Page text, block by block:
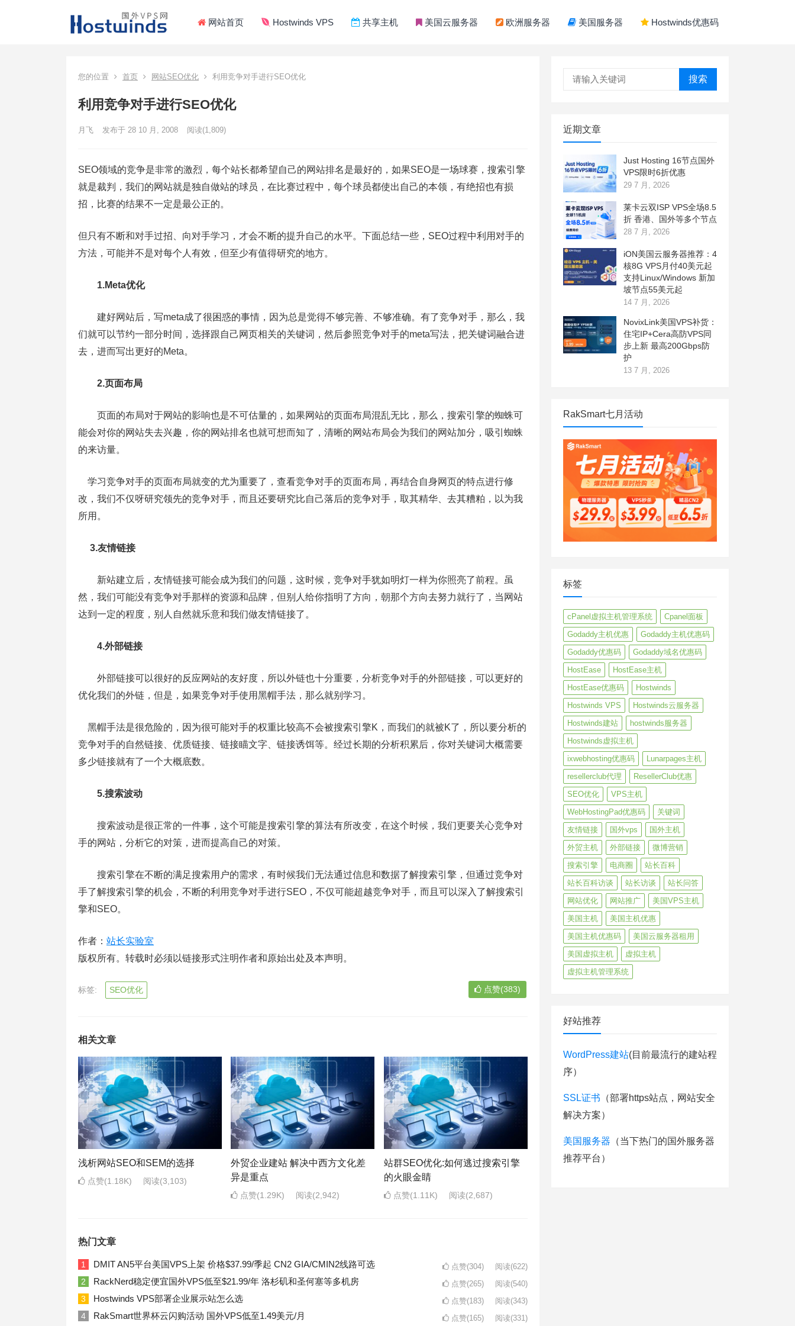
网站首页 Hostwinds VPS 共享主机 美国云服务器 欧洲服务器 美国服务器 Hostwinds优惠码
您的位置 首页 网站SEO优化 利用竞争对手进行SEO优化
利用竞争对手进行SEO优化
月飞 发布于 28 10 月, 2008 阅读(1,809)
SEO领域的竞争是非常的激烈，每个站长都希望自己的网站排名是最好的，如果SEO是一场球赛，搜索引擎
就是裁判，我们的网站就是独自做站的球员，在比赛过程中，每个球员都使出自己的本领，有绝招也有损
招，比赛的结果不一定是最公正的。
但只有不断和对手过招、向对手学习，才会不断的提升自己的水平。下面总结一些，SEO过程中利用对手的
方法，可能并不是对每个人有效，但至少有值得研究的地方。
1.Meta优化
建好网站后，写meta成了很困惑的事情，因为总是觉得不够完善、不够准确。有了竞争对手，那么，我
们就可以节约一部分时间，选择跟自己网页相关的关键词，然后参照竞争对手的meta写法，把关键词融合进
去，进而写出更好的Meta。
2.页面布局
页面的布局对于网站的影响也是不可估量的，如果网站的页面布局混乱无比，那么，搜索引擎的蜘蛛可
能会对你的网站失去兴趣，你的网站排名也就可想而知了，清晰的网站布局会为我们的网站加分，吸引蜘蛛
的来访量。
学习竞争对手的页面布局就变的尤为重要了，查看竞争对手的页面布局，再结合自身网页的特点进行修
改，我们不仅呀研究领先的竞争对手，而且还要研究比自己落后的竞争对手，取其精华、去其糟粕，以为我
所用。
3.友情链接
新站建立后，友情链接可能会成为我们的问题，这时候，竞争对手犹如明灯一样为你照亮了前程。虽
然，我们可能没有竞争对手那样的资源和品牌，但别人给你指明了方向，朝那个方向去努力就行了，当网站
达到一定的程度，别人自然就乐意和我们做友情链接了。
4.外部链接
外部链接可以很好的反应网站的友好度，所以外链也十分重要，分析竞争对手的外部链接，可以更好的
优化我们的外链，但是，如果竞争对手使用黑帽手法，那么就别学习。
黑帽手法是很危险的，因为很可能对手的权重比较高不会被搜索引擎K，而我们的就被K了，所以要分析的
竞争对手的自然链接、优质链接、链接瞄文字、链接诱饵等。经过长期的分析积累后，你对关键词大概需要
多少链接就有了一个大概底数。
5.搜索波动
搜索波动是很正常的一件事，这个可能是搜索引擎的算法有所改变，在这个时候，我们更要关心竞争对
手的网站，分析它的对策，进而提高自己的对策。
搜索引擎在不断的满足搜索用户的需求，有时候我们无法通过信息和数据了解搜索引擎，但通过竞争对
手了解搜索引擎的机会，不断的利用竞争对手进行SEO，不仅可能超越竞争对手，而且可以深入了解搜索引
擎和SEO。
作者： 站长实验室
版权所有。转载时必须以链接形式注明作者和原始出处及本声明。
标签: SEO优化 点赞(383)
相关文章
浅析网站SEO和SEM的选择
点赞(1.18K) 阅读(3,103)
外贸企业建站 解决中西方文化差
异是重点
点赞(1.29K) 阅读(2,942)
站群SEO优化:如何逃过搜索引擎
的火眼金睛
点赞(1.11K) 阅读(2,687)
热门文章
1 DMIT AN5平台美国VPS上架 价格$37.99/季起 CN2 GIA/CMIN2线路可选 点赞(304) 阅读(622)
2 RackNerd稳定便宜国外VPS低至$21.99/年 洛杉矶和圣何塞等多机房 点赞(265) 阅读(540)
3 Hostwinds VPS部署企业展示站怎么选 点赞(183) 阅读(343)
4 RakSmart世界杯云闪购活动 国外VPS低至1.49美元/月 点赞(165) 阅读(331)
搜索
近期文章
Just Hosting 16节点国外
VPS限时6折优惠
29 7 月, 2026
莱卡云双ISP VPS全场8.5
折 香港、国外等多个节点
28 7 月, 2026
iON美国云服务器推荐：4
核8G VPS月付40美元起
支持Linux/Windows 新加
坡节点55美元起
14 7 月, 2026
NovixLink美国VPS补货：
住宅IP+Cera高防VPS同
步上新 最高200Gbps防
护
13 7 月, 2026
RakSmart七月活动
标签
cPanel虚拟主机管理系统
Cpanel面板
Godaddy主机优惠
Godaddy主机优惠码
Godaddy优惠码
Godaddy域名优惠码
HostEase
HostEase主机
HostEase优惠码
Hostwinds
Hostwinds VPS
Hostwinds云服务器
Hostwinds建站
hostwinds服务器
Hostwinds虚拟主机
ixwebhosting优惠码
Lunarpages主机
resellerclub代理
ResellerClub优惠
SEO优化
VPS主机
WebHostingPad优惠码
关键词
友情链接
国外vps
国外主机
外贸主机
外部链接
微博营销
搜索引擎
电商圈
站长百科
站长百科访谈
站长访谈
站长问答
网站优化
网站推广
美国VPS主机
美国主机
美国主机优惠
美国主机优惠码
美国云服务器租用
美国虚拟主机
虚拟主机
虚拟主机管理系统
好站推荐
WordPress建站(目前最流行的建站程
序）
SSL证书 （部署https站点，网站安全
解决方案）
美国服务器 （当下热门的国外服务器
推荐平台）